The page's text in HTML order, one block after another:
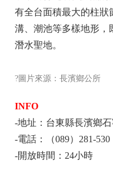
有全台面積最大的柱狀
溝、潮池等多樣地形，
潛水聖地。
?圖片來源：長濱鄉公所
INFO
-地址：台東縣長濱鄉
-電話：（089）281-530
-開放時間：24小時